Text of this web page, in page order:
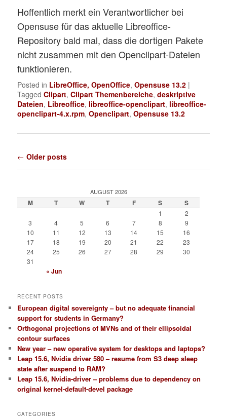
Hoffentlich merkt ein Verantwortlicher bei
Opensuse für das aktuelle Libreoffice-
Repository bald mal, dass die dortigen Pakete
nicht zusammen mit den Openclipart-Dateien
funktionieren.
Posted in LibreOffice, OpenOffice,Opensuse 13.2 |
Tagged Clipart,Clipart Themenbereiche,deskriptive
Dateien, Libreoffice, libreoffice-openclipart, libreoffice-
openclipart-4.x.rpm,Openclipart,Opensuse 13.2
Post
navigation
← Older posts
AUGUST 2026
M T W T F S S
1
2
3
4 5 6 7 8
9
10
11 12 13 14 15
16
17
18 19 20 21 22
23
24
25 26 27 28 29
30
31
« Jun
RECENT POSTS
European digital sovereignty – but no adequate financial
support for students in Germany?
Orthogonal projections of MVNs and of their ellipsoidal
contour surfaces
New year – new operative system for desktops and laptops?
Leap 15.6, Nvidia driver 580 – resume from S3 deep sleep
state after suspend to RAM?
Leap 15.6, Nvidia-driver – problems due to dependency on
original kernel-default-devel package
CATEGORIES